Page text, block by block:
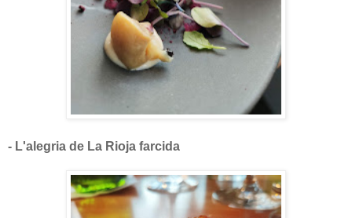
- L'alegria de La Rioja farcida